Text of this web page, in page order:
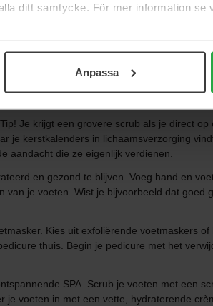
ditt samtycke. För mer information se
Anpassa
sterke zon en koude wind. Onze huid is
We hebben lichtere bodylotions
en verhelderen.
we ook goed voor ons lichaam
verwijder je dode huidcellen, wat
met fijnere korrel.
Je krijgt een grovere scrub als je direct
je kerstkalenders in lichaamsverzorging
aandacht die ze eigenlijk verdienen.
en gezond te blijven. Voeg hand en
je voeten. Wist je bijvoorbeeld dat
Kies uit exfoliërende voetmaskers
thuis. Begin je pedicure met het
SPA. Scrub je voeten met een
voeten in met een vette, hydraterende